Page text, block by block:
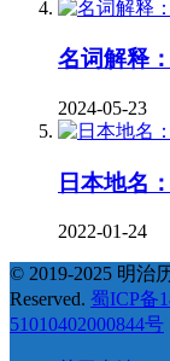
名词解释
2024-05-23
日本地名
2022-01-24
© 2019-2025 明治
Reserved. 蜀ICP备
51010402000844号